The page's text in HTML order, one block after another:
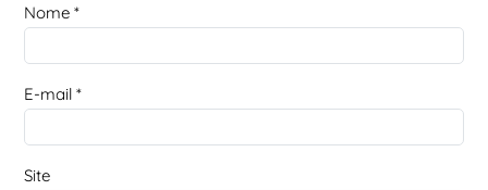
Nome *
E-mail *
Site